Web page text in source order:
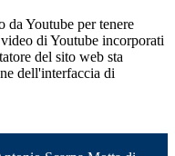
da Youtube per tenere
di Youtube incorporati
del sito web sta
dell'interfaccia di